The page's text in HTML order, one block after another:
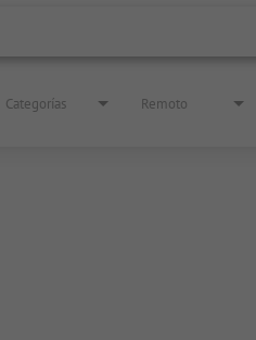
Categorías Remoto